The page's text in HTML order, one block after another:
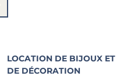
LOCATION DE BIJOUX ET
DE DÉCORATION